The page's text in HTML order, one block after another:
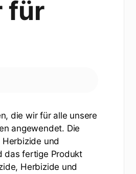
für
die wir für alle unsere
angewendet. Die
und
das fertige Produkt
Herbizide und